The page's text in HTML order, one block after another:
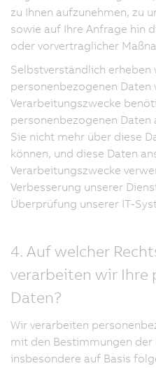
zu Ihnen aufzunehmen, zu
sowie auf Ihre Anfrage hin
oder vorvertraglicher
Selbstverständlich erheben
personenbezogenen Daten
Verarbeitungszwecke
personenbezogenen Daten
Sie nicht mehr über diese
können, und diese Daten
Verarbeitungszwecke
Verbesserung unserer
Überprüfung unserer IT-
4. Auf welcher
verarbeiten wir Ihre
Daten?
Wir verarbeiten
mit den Bestimmungen der
insbesondere auf Basis